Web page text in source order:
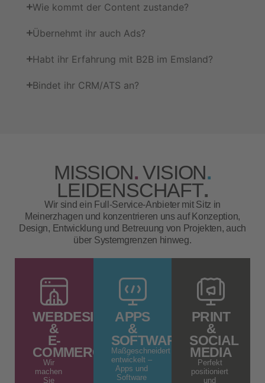
Wie kommt der Content zustande?
Übernehmt ihr auch Ads?
Habt ihr Erfahrung mit B2B im Emsland?
Bindet ihr CRM/ATS an?
MISSION. VISION.
LEIDENSCHAFT.
Wir sind ein Full-Service-Anbieter mit Sitz in
Meinerzhagen und konzentrieren uns auf Konzeption,
Design, Entwicklung und Betreuung von Projekten, auch
über Systemgrenzen hinweg.
WEBDESIGN
&
E-
COMMERCE
Wir
machen
Sie
APPS
&
SOFTWARE
Maßgeschneidert
entwickelt –
Apps und
Software
PRINT
&
SOCIAL
MEDIA
Perfekt
positioniert
und